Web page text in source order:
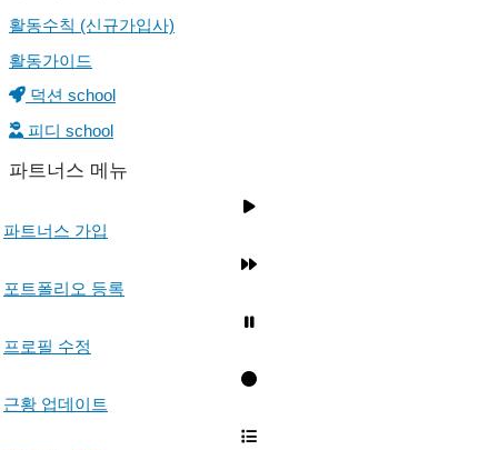
활동수칙 (신규가입사)
활동가이드
덕션 school
피디 school
파트너스 메뉴
파트너스 가입
포트폴리오 등록
프로필 수정
근황 업데이트